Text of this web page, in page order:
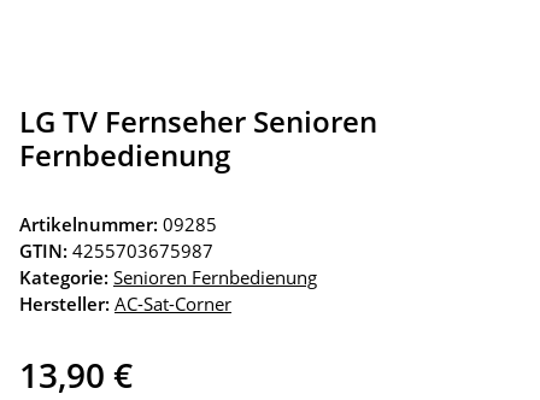
LG TV Fernseher Senioren
Fernbedienung
Artikelnummer: 09285
GTIN: 4255703675987
Kategorie: Senioren Fernbedienung
Hersteller: AC-Sat-Corner
13,90 €